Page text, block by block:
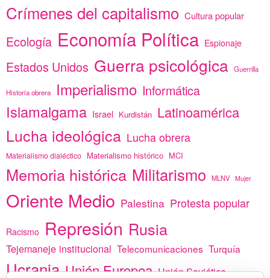
Crímenes del capitalismo Cultura popular
Ecología Economía Política Espionaje
Estados Unidos Guerra psicológica Guerrilla
Historia obrera Imperialismo Informática
Islamalgama Israel Kurdistán Latinoamérica
Lucha ideológica Lucha obrera
Materialismo dialéctico Materialismo histórico MCI
Memoria histórica Militarismo MLNV Mujer
Oriente Medio Palestina Protesta popular
Racismo Represión Rusia
Tejemaneje institucional Telecomunicaciones Turquía
Ucrania Unión Europea Unión Soviética